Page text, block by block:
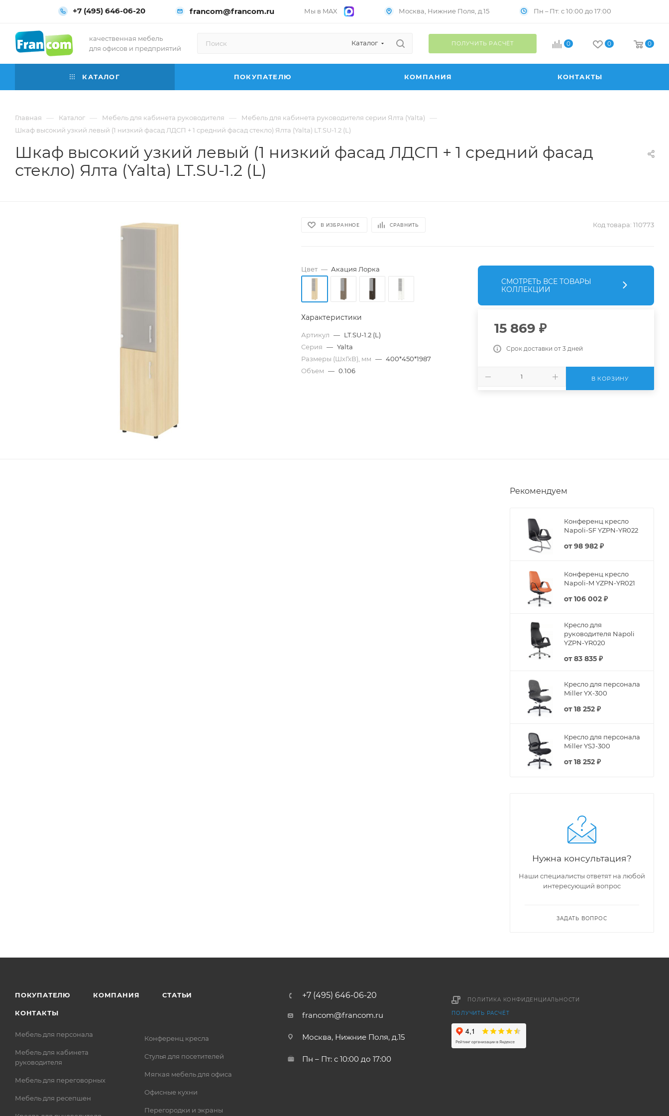
+7 (495) 646-06-20 francom@francom.ru Мы в MAX Москва, Нижние Поля, д.15 Пн – Пт: с 10:00 до 17:00
качественная мебель
для офисов и предприятий
Каталог ПОЛУЧИТЬ РАСЧЁТ 0 0 0
КАТАЛОГ ПОКУПАТЕЛЮ КОМПАНИЯ КОНТАКТЫ
Главная — Каталог — Мебель для кабинета руководителя — Мебель для кабинета руководителя серии Ялта (Yalta) —
Шкаф высокий узкий левый (1 низкий фасад ЛДСП + 1 средний фасад стекло) Ялта (Yalta) LT.SU-1.2 (L)
Шкаф высокий узкий левый (1 низкий фасад ЛДСП + 1 средний фасад
стекло) Ялта (Yalta) LT.SU-1.2 (L)
В ИЗБРАННОЕ СРАВНИТЬ Код товара: 110773
Цвет — Акация Лорка
Характеристики
Артикул — LT.SU-1.2 (L)
Серия — Yalta
Размеры (ШхГхВ), мм — 400*450*1987
Объем — 0.106
СМОТРЕТЬ ВСЕ ТОВАРЫ
КОЛЛЕКЦИИ
15 869 ₽
Срок доставки от 3 дней
В КОРЗИНУ
Рекомендуем
Конференц кресло
Napoli-SF YZPN-YR022
от98 982 ₽
Конференц кресло
Napoli-M YZPN-YR021
от106 002 ₽
Кресло для
руководителя Napoli
YZPN-YR020
от83 835 ₽
Кресло для персонала
Miller YX-300
от18 252 ₽
Кресло для персонала
Miller YSJ-300
от18 252 ₽
Нужна консультация?
Наши специалисты ответят на любой
интересующий вопрос
ЗАДАТЬ ВОПРОС
ПОКУПАТЕЛЮ КОМПАНИЯ СТАТЬИ
КОНТАКТЫ
Мебель для персонала
Мебель для кабинета
руководителя
Мебель для переговорных
Мебель для ресепшен
Конференц кресла
Стулья для посетителей
Мягкая мебель для офиса
Офисные кухни
Перегородки и экраны
+7 (495) 646-06-20
francom@francom.ru
Москва, Нижние Поля, д.15
Пн – Пт: с 10:00 до 17:00
ПОЛИТИКА КОНФИДЕНЦИАЛЬНОСТИ
ПОЛУЧИТЬ РАСЧЁТ